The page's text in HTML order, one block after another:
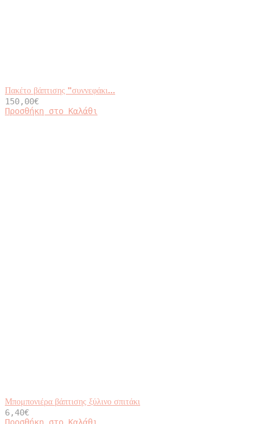
Πακέτο βάπτισης ”συννεφάκι...
150,00€
Προσθήκη στο Καλάθι
Μπομπονιέρα βάπτισης ξύλινο σπιτάκι
6,40€